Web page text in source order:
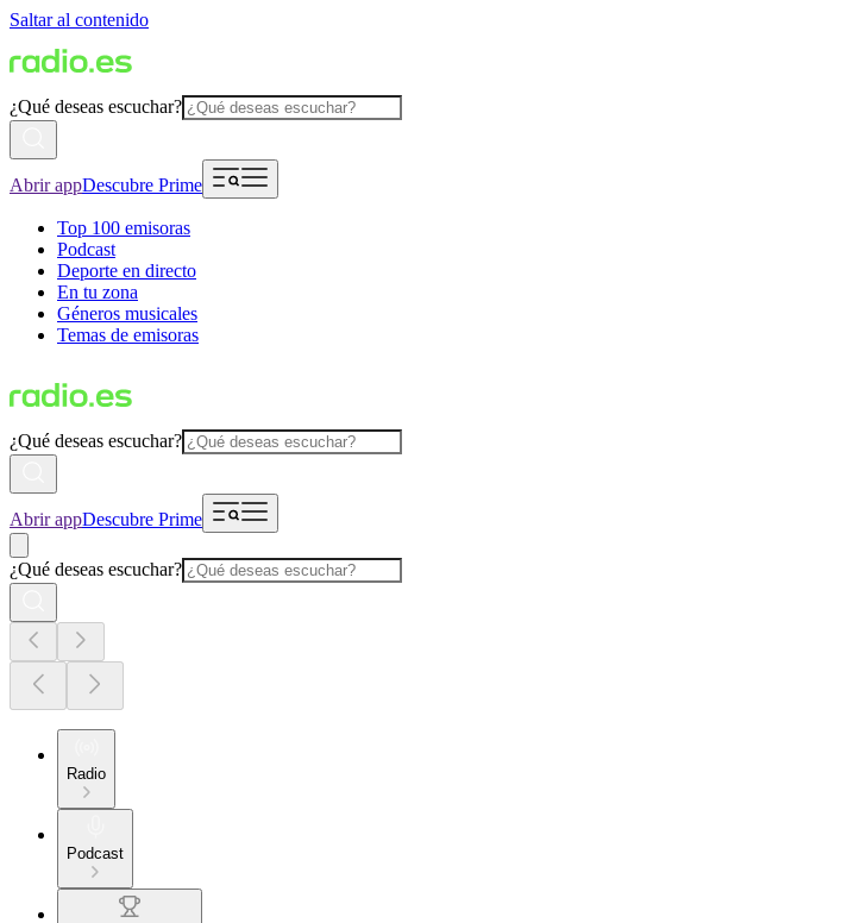
Saltar al contenido
¿Qué deseas escuchar?
Abrir appDescubre Prime
Top 100 emisoras
Podcast
Deporte en directo
En tu zona
Géneros musicales
Temas de emisoras
¿Qué deseas escuchar?
Abrir appDescubre Prime
¿Qué deseas escuchar?
Radio
Podcast